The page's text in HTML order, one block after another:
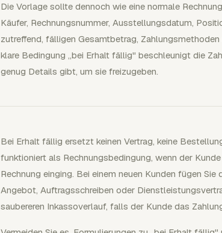
Die Vorlage sollte dennoch wie eine normale
Käufer, Rechnungsnummer, Ausstellungsdatum,
zutreffend, fälligen Gesamtbetrag,
klare Bedingung „bei Erhalt fällig" beschleunigt die
genug Details gibt, um sie freizugeben.
Bei Erhalt fällig ersetzt keinen Vertrag, keine
funktioniert als Rechnungsbedingung, wenn der
Rechnung einging. Bei einem neuen Kunden fügen
Angebot, Auftragsschreiben oder
saubereren Inkassoverlauf, falls der Kunde das